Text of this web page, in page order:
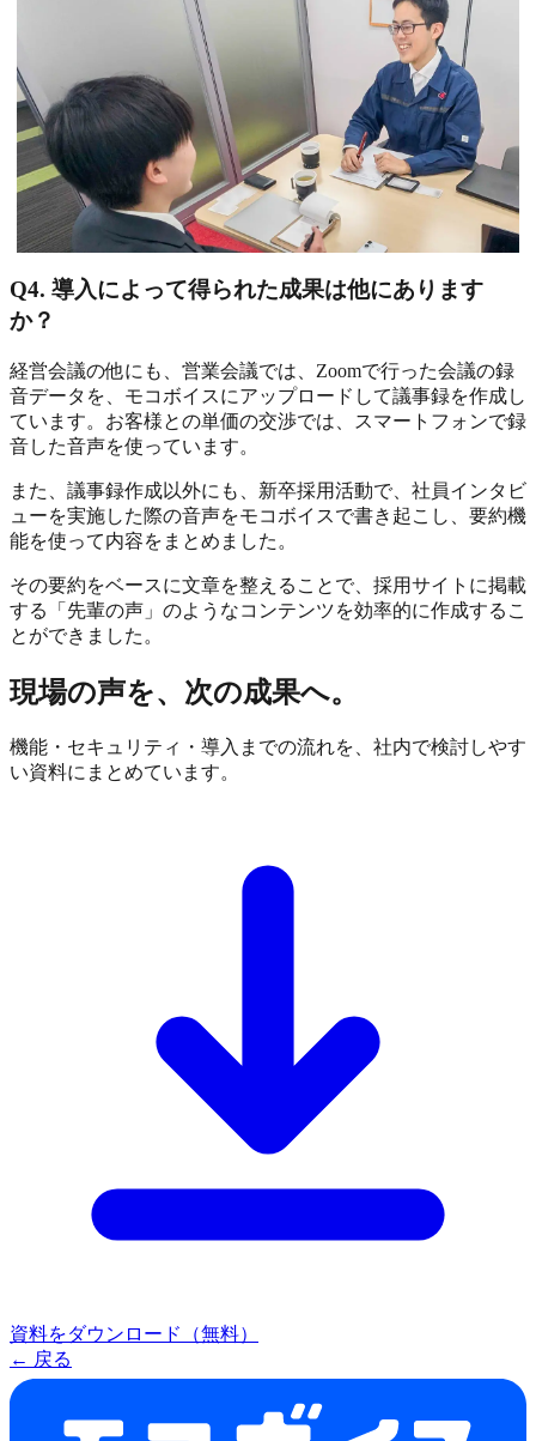
Q4. 導入によって得られた成果は他にあります
か？
経営会議の他にも、営業会議では、Zoomで行った会議の録
音データを、モコボイスにアップロードして議事録を作成し
ています。お客様との単価の交渉では、スマートフォンで録
音した音声を使っています。
また、議事録作成以外にも、新卒採用活動で、社員インタビ
ューを実施した際の音声をモコボイスで書き起こし、要約機
能を使って内容をまとめました。
その要約をベースに文章を整えることで、採用サイトに掲載
する「先輩の声」のようなコンテンツを効率的に作成するこ
とができました。
現場の声を、次の成果へ。
機能・セキュリティ・導入までの流れを、社内で検討しやす
い資料にまとめています。
資料をダウンロード（無料）
← 戻る